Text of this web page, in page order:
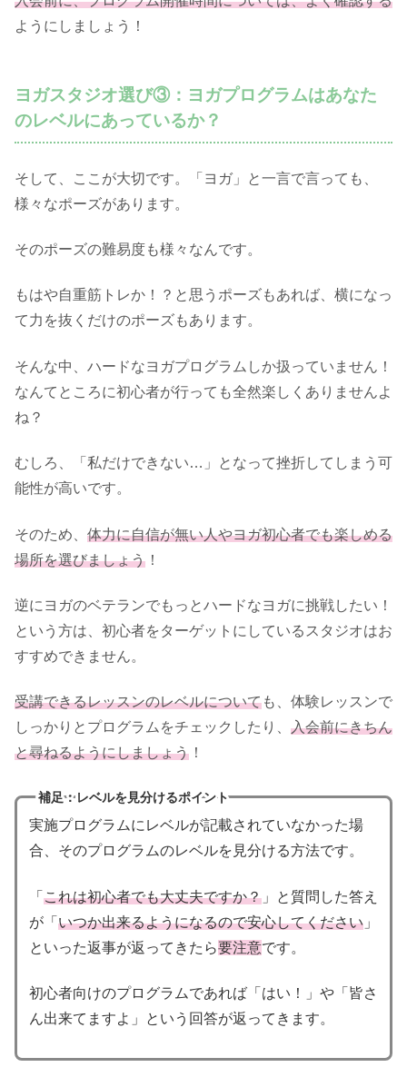
ようにしましょう！
ヨガスタジオ選び③：ヨガプログラムはあなた
のレベルにあっているか？
そして、ここが大切です。「ヨガ」と一言で言っても、
様々なポーズがあります。
そのポーズの難易度も様々なんです。
もはや自重筋トレか！？と思うポーズもあれば、横になっ
て力を抜くだけのポーズもあります。
そんな中、ハードなヨガプログラムしか扱っていません！
なんてところに初心者が行っても全然楽しくありませんよ
ね？
むしろ、「私だけできない…」となって挫折してしまう可
能性が高いです。
そのため、 体力に自信が無い人やヨガ初心者でも楽しめる
場所を選びましょう ！
逆にヨガのベテランでもっとハードなヨガに挑戦したい！
という方は、初心者をターゲットにしているスタジオはお
すすめできません。
受講できるレッスンのレベルについても、体験レッスンで
しっかりとプログラムをチェックしたり、 入会前にきちん
と尋ねるようにしましょう ！
補足：レベルを見分けるポイント
実施プログラムにレベルが記載されていなかった場
合、そのプログラムのレベルを見分ける方法です。
「 これは初心者でも大丈夫ですか？」と質問した答え
が「 いつか出来るようになるので安心してください」
といった返事が返ってきたら要注意です。
初心者向けのプログラムであれば「はい！」や「皆さ
ん出来てますよ」という回答が返ってきます。